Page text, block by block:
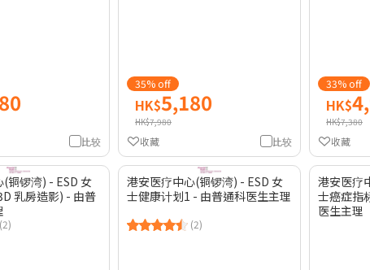
比较
35% off
HK$5,180
HK$7,980
比较
收藏
33% off
HK$
HK$7,380
收藏
铜锣湾) - ESD 女
乳房造影) - 由普
(2)
港安医疗中心(铜锣湾) - ESD 女
士健康计划1 - 由普通科医生主理
(2)
港安医疗
士癌症指
医生主理